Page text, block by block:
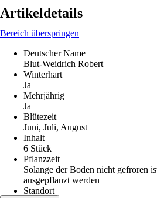
Artikeldetails
Bereich überspringen
Deutscher Name
Blut-Weidrich Robert
Winterhart
Ja
Mehrjährig
Ja
Blütezeit
Juni, Juli, August
Inhalt
6 Stück
Pflanzzeit
Solange der Boden nicht gefroren
ausgepflanzt werden
Standort